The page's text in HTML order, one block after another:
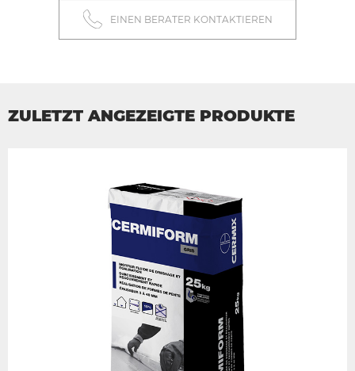
EINEN BERATER KONTAKTIEREN
ZULETZT ANGEZEIGTE PRODUKTE